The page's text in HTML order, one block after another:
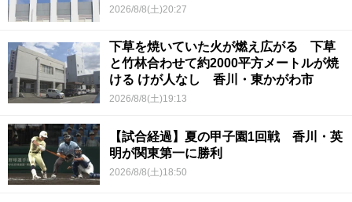
2026/8/8(土)20:27
下草を焼いていた火が燃え広がる 下草
と竹林合わせて約2000平方メートルが焼
ける けが人なし 香川・東かがわ市
2026/8/8(土)19:13
【試合経過】夏の甲子園1回戦 香川・英
明が関東第一に勝利
2026/8/8(土)18:50